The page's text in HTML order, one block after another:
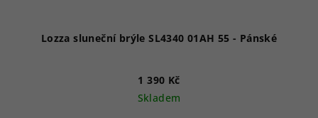
Lozza sluneční brýle SL4340 01AH 55 - Pánské
1 390 Kč
Skladem